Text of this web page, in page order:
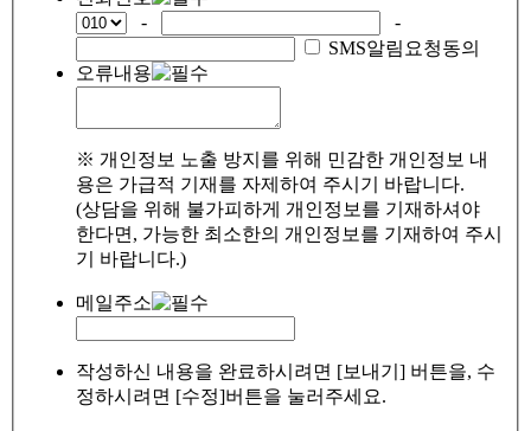
-
-
SMS알림요청동의
오류내용
※ 개인정보 노출 방지를 위해 민감한 개인정보 내
용은 가급적 기재를 자제하여 주시기 바랍니다.
(상담을 위해 불가피하게 개인정보를 기재하셔야
한다면, 가능한 최소한의 개인정보를 기재하여 주시
기 바랍니다.)
메일주소
작성하신 내용을 완료하시려면 [보내기] 버튼을, 수
정하시려면 [수정]버튼을 눌러주세요.